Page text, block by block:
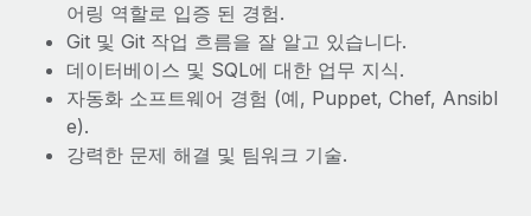
Shootsta가 Remote를 통해 네 개의 시장에서 글로벌
채용을 확장한 방법
비디오 콘텐츠를 활용한 마케팅이 계속해서 인기를 끌면서, 기업들
에게는 흥미롭고 전문적인 비디오 제작이 어느 때보다 중요해졌습
니다. 그러나 대부분의 회사들은 그렇게 높은 품질의...
어링 역할로 입증 된 경험.
Git 및 Git 작업 흐름을 잘 알고 있습니다.
데이터베이스 및 SQL에 대한 업무 지식.
자동화 소프트웨어 경험 (예, Puppet, Chef, Ansibl
e).
강력한 문제 해결 및 팀워크 기술.